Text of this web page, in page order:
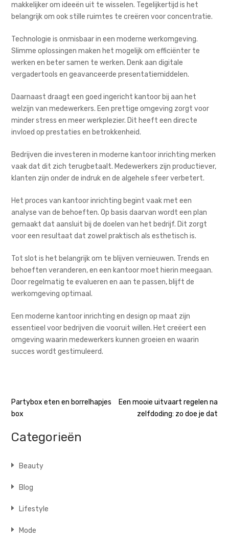
makkelijker om ideeën uit te wisselen. Tegelijkertijd is het
belangrijk om ook stille ruimtes te creëren voor concentratie.
Technologie is onmisbaar in een moderne werkomgeving.
Slimme oplossingen maken het mogelijk om efficiënter te
werken en beter samen te werken. Denk aan digitale
vergadertools en geavanceerde presentatiemiddelen.
Daarnaast draagt een goed ingericht kantoor bij aan het
welzijn van medewerkers. Een prettige omgeving zorgt voor
minder stress en meer werkplezier. Dit heeft een directe
invloed op prestaties en betrokkenheid.
Bedrijven die investeren in moderne kantoor inrichting merken
vaak dat dit zich terugbetaalt. Medewerkers zijn productiever,
klanten zijn onder de indruk en de algehele sfeer verbetert.
Het proces van kantoor inrichting begint vaak met een
analyse van de behoeften. Op basis daarvan wordt een plan
gemaakt dat aansluit bij de doelen van het bedrijf. Dit zorgt
voor een resultaat dat zowel praktisch als esthetisch is.
Tot slot is het belangrijk om te blijven vernieuwen. Trends en
behoeften veranderen, en een kantoor moet hierin meegaan.
Door regelmatig te evalueren en aan te passen, blijft de
werkomgeving optimaal.
Een moderne kantoor inrichting en design op maat zijn
essentieel voor bedrijven die vooruit willen. Het creëert een
omgeving waarin medewerkers kunnen groeien en waarin
succes wordt gestimuleerd.
Bericht
navigatie
Partybox eten en borrelhapjes
box
Een mooie uitvaart regelen na
zelfdoding: zo doe je dat
Categorieën
Beauty
Blog
Lifestyle
Mode